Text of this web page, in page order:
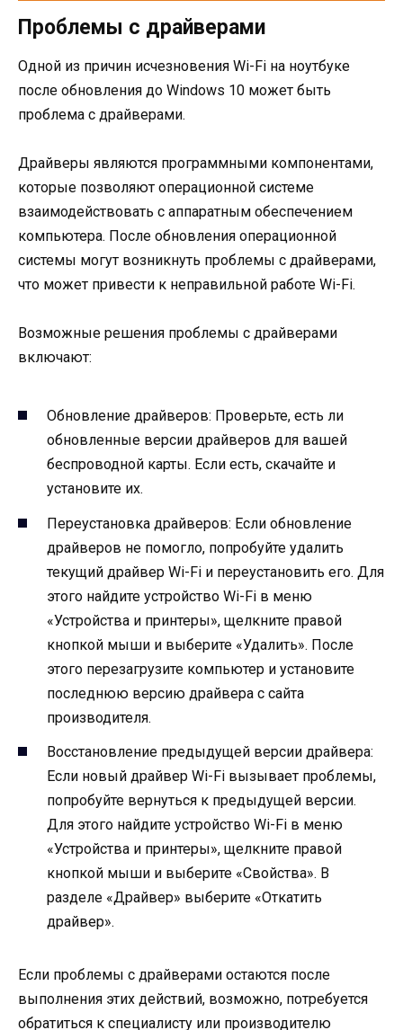
Проблемы с драйверами
Одной из причин исчезновения Wi-Fi на ноутбуке
после обновления до Windows 10 может быть
проблема с драйверами.
Драйверы являются программными компонентами,
которые позволяют операционной системе
взаимодействовать с аппаратным обеспечением
компьютера. После обновления операционной
системы могут возникнуть проблемы с драйверами,
что может привести к неправильной работе Wi-Fi.
Возможные решения проблемы с драйверами
включают:
Обновление драйверов: Проверьте, есть ли
обновленные версии драйверов для вашей
беспроводной карты. Если есть, скачайте и
установите их.
Переустановка драйверов: Если обновление
драйверов не помогло, попробуйте удалить
текущий драйвер Wi-Fi и переустановить его. Для
этого найдите устройство Wi-Fi в меню
«Устройства и принтеры», щелкните правой
кнопкой мыши и выберите «Удалить». После
этого перезагрузите компьютер и установите
последнюю версию драйвера с сайта
производителя.
Восстановление предыдущей версии драйвера:
Если новый драйвер Wi-Fi вызывает проблемы,
попробуйте вернуться к предыдущей версии.
Для этого найдите устройство Wi-Fi в меню
«Устройства и принтеры», щелкните правой
кнопкой мыши и выберите «Свойства». В
разделе «Драйвер» выберите «Откатить
драйвер».
Если проблемы с драйверами остаются после
выполнения этих действий, возможно, потребуется
обратиться к специалисту или производителю